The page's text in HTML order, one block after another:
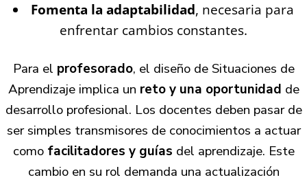
Fomenta la adaptabilidad, necesaria para
enfrentar cambios constantes.
Para el profesorado, el diseño de Situaciones de
Aprendizaje implica un reto y una oportunidad de
desarrollo profesional. Los docentes deben pasar de
ser simples transmisores de conocimientos a actuar
como facilitadores y guías del aprendizaje. Este
cambio en su rol demanda una actualización